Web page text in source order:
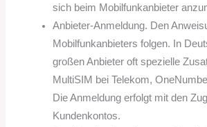
sich beim Mobilfunkanbieter
Anbieter-Anmeldung. Den
Mobilfunkanbieters folgen. In
großen Anbieter oft spezielle
MultiSIM bei Telekom,
Die Anmeldung erfolgt mit den
Kundenkontos.